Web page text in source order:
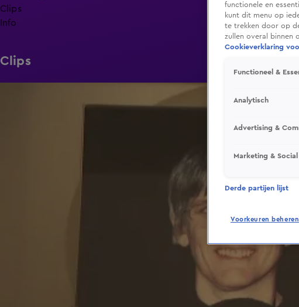
Clips
Info
Clips
functionele en
kunt dit menu op
te trekken door op
zullen overal binnen
Cookieverklaring
Functioneel &
Analytisch
Advertising &
Marketing &
Derde partijen lijst
Voorkeuren beheren